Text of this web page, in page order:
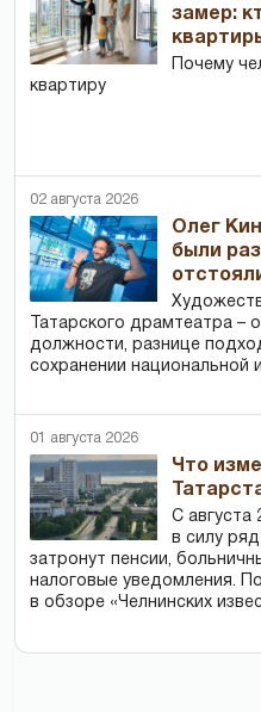
замер:
Почему
квартиру
02 августа 2026
Олег
были
Татарского драмтеатра –
должности, разнице
сохранении национальной
01 августа 2026
Что
С августа
в силу
затронут пенсии,
налоговые уведомления.
в обзоре «Челнинских